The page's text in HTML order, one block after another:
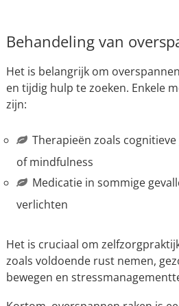
Behandeling van
Het is belangrijk om
en tijdig hulp te zoeken. Enkele
zijn:
Therapieën zoals
of mindfulness
Medicatie in sommige
verlichten
Het is cruciaal om
zoals voldoende rust nemen,
bewegen en